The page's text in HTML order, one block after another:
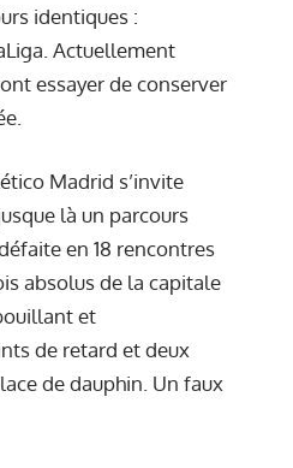
identiques :
Actuellement
essayer de conserver
Madrid s’invite
là un parcours
en 18 rencontres
absolus de la capitale
et
de retard et deux
de dauphin. Un faux